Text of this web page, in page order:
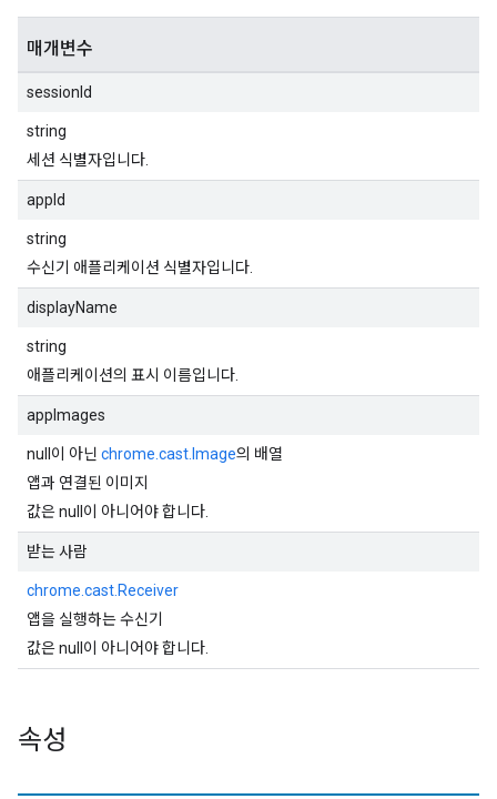
매개변수
sessionId
string
세션 식별자입니다.
appId
string
수신기 애플리케이션 식별자입니다.
displayName
string
애플리케이션의 표시 이름입니다.
appImages
null이 아닌 chrome.cast.Image의 배열
앱과 연결된 이미지
값은 null이 아니어야 합니다.
받는 사람
chrome.cast.Receiver
앱을 실행하는 수신기
값은 null이 아니어야 합니다.
속성